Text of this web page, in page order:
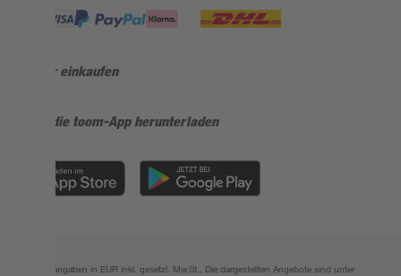
Sicher einkaufen
Jetzt die toom-App herunterladen
Alle Preisangaben in EUR inkl. gesetzl. MwSt.. Die dargestellten Angebote sind unter